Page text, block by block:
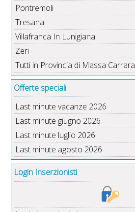
Pontremoli
Tresana
Villafranca In Lunigiana
Zeri
Tutti in Provincia di Massa Carrara
Offerte speciali
Last minute vacanze 2026
Last minute giugno 2026
Last minute luglio 2026
Last minute agosto 2026
Login Inserzionisti